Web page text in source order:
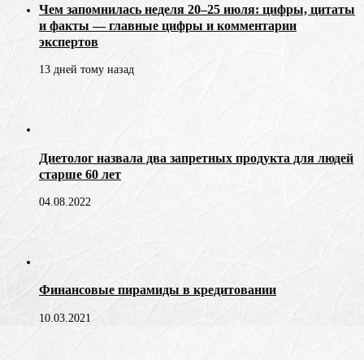
Чем запомнилась неделя 20–25 июля: цифры, цитаты
и факты — главные цифры и комментарии
экспертов
13 дней тому назад
Диетолог назвала два запретных продукта для людей
старше 60 лет
04.08.2022
Финансовые пирамиды в кредитовании
10.03.2021